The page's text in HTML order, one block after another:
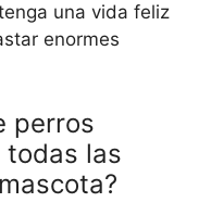
una vida feliz
enormes
perros
todas las